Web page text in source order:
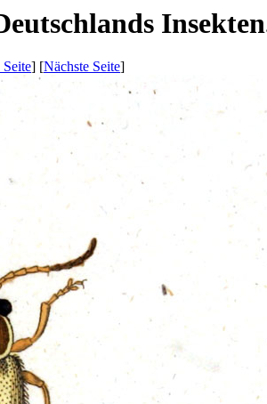
] [Nächste Seite]